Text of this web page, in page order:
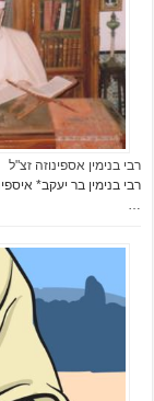
רבי בנימין אספינוזה זצ"ל
רבי בנימין בר יעקב*
…